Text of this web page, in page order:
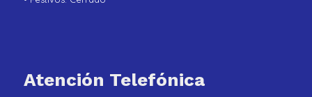
Atención Telefónica